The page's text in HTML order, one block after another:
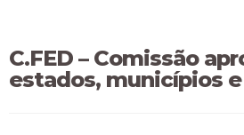
C.FED – Comissão
estados, municípios e